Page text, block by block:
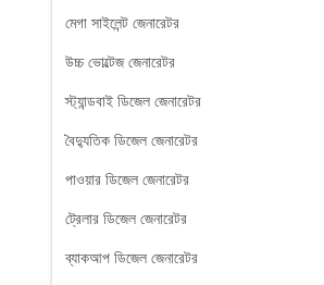
মেগা সাইলেন্ট জেনারেটর
উচ্চ ভোল্টেজ জেনারেটর
স্ট্যান্ডবাই ডিজেল জেনারেটর
বৈদ্যুতিক ডিজেল জেনারেটর
পাওয়ার ডিজেল জেনারেটর
ট্রেলার ডিজেল জেনারেটর
ব্যাকআপ ডিজেল জেনারেটর